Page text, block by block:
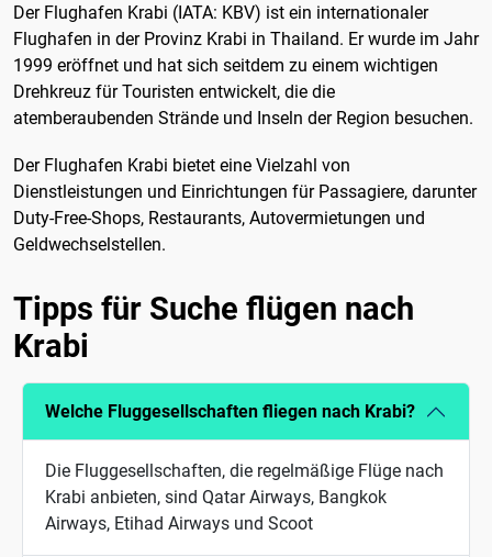
Der Flughafen Krabi (IATA: KBV) ist ein internationaler
Flughafen in der Provinz Krabi in Thailand. Er wurde im Jahr
1999 eröffnet und hat sich seitdem zu einem wichtigen
Drehkreuz für Touristen entwickelt, die die
atemberaubenden Strände und Inseln der Region besuchen.
Der Flughafen Krabi bietet eine Vielzahl von
Dienstleistungen und Einrichtungen für Passagiere, darunter
Duty-Free-Shops, Restaurants, Autovermietungen und
Geldwechselstellen.
Tipps für Suche flügen nach
Krabi
Welche Fluggesellschaften fliegen nach Krabi?
Die Fluggesellschaften, die regelmäßige Flüge nach
Krabi anbieten, sind Qatar Airways, Bangkok
Airways, Etihad Airways und Scoot